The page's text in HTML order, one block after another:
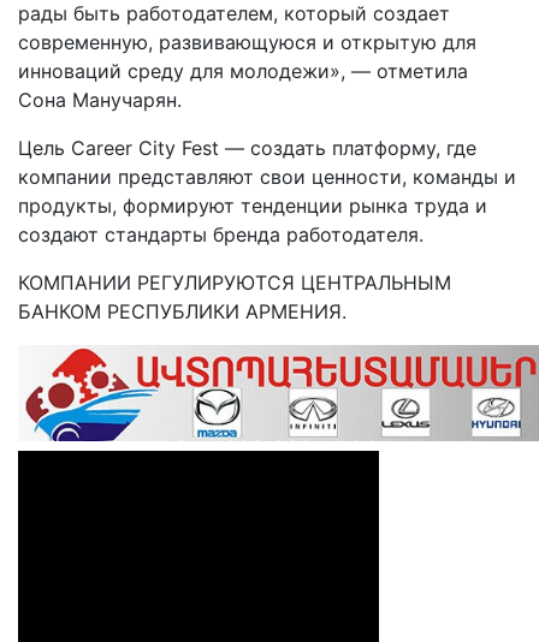
рады быть работодателем, который создает
современную, развивающуюся и открытую для
инноваций среду для молодежи», — отметила
Сона Манучарян.
Цель Career City Fest — создать платформу, где
компании представляют свои ценности, команды и
продукты, формируют тенденции рынка труда и
создают стандарты бренда работодателя.
КОМПАНИИ РЕГУЛИРУЮТСЯ ЦЕНТРАЛЬНЫМ
БАНКОМ РЕСПУБЛИКИ АРМЕНИЯ.